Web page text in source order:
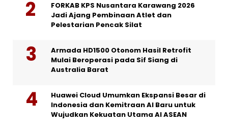
FORKAB KPS Nusantara Karawang 2026
Jadi Ajang Pembinaan Atlet dan
Pelestarian Pencak Silat
Armada HD1500 Otonom Hasil Retrofit
Mulai Beroperasi pada Sif Siang di
Australia Barat
Huawei Cloud Umumkan Ekspansi Besar di
Indonesia dan Kemitraan AI Baru untuk
Wujudkan Kekuatan Utama AI ASEAN